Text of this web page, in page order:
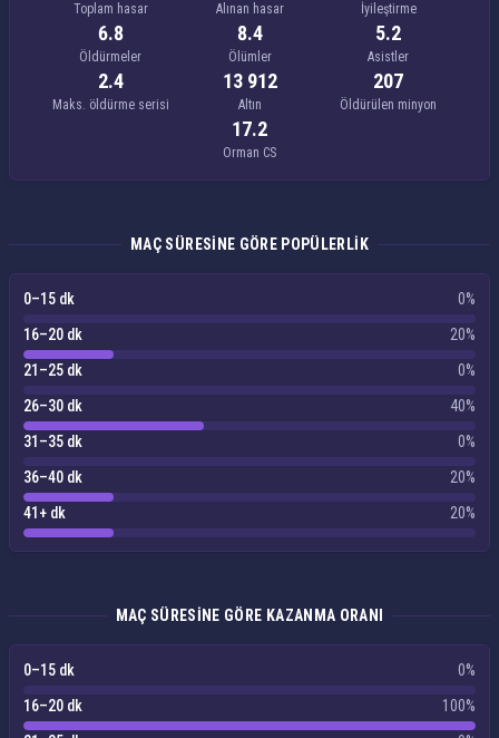
Toplam hasar Alınan hasar İyileştirme
6.8
Öldürmeler
8.4
Ölümler
5.2
Asistler
2.4
Maks. öldürme serisi
13 912
Altın
207
Öldürülen minyon
17.2
Orman CS
MAÇ SÜRESINE GÖRE POPÜLERLIK
0–15 dk
0%
16–20 dk
20%
21–25 dk
0%
26–30 dk
40%
31–35 dk
0%
36–40 dk
20%
41+ dk
20%
MAÇ SÜRESINE GÖRE KAZANMA ORANI
0–15 dk
0%
16–20 dk
100%